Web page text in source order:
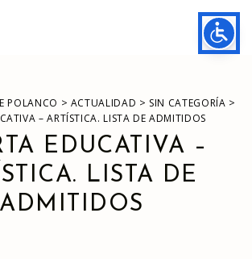
de polanco
POLANCO > ACTUALIDAD > SIN CATEGORÍA >
– ARTÍSTICA. LISTA DE ADMITIDOS
EDUCATIVA –
LISTA DE
ADMITIDOS